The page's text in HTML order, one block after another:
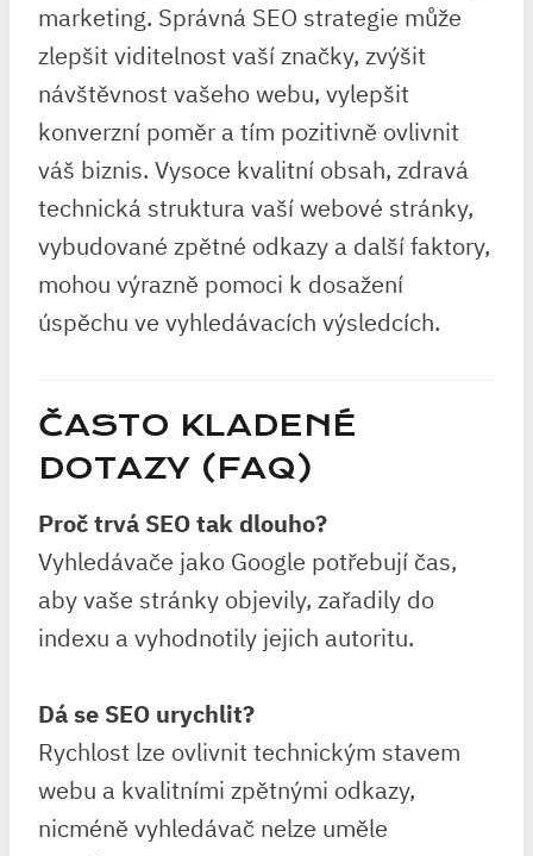
marketing. Správná SEO strategie může
zlepšit viditelnost vaší značky, zvýšit
návštěvnost vašeho webu, vylepšit
konverzní poměr a tím pozitivně ovlivnit
váš biznis. Vysoce kvalitní obsah, zdravá
technická struktura vaší webové stránky,
vybudované zpětné odkazy a další faktory,
mohou výrazně pomoci k dosažení
úspěchu ve vyhledávacích výsledcích.
ČASTO KLADENÉ
DOTAZY (FAQ)
Proč trvá SEO tak dlouho?
Vyhledávače jako Google potřebují čas,
aby vaše stránky objevily, zařadily do
indexu a vyhodnotily jejich autoritu.
Dá se SEO urychlit?
Rychlost lze ovlivnit technickým stavem
webu a kvalitními zpětnými odkazy,
nicméně vyhledávač nelze uměle